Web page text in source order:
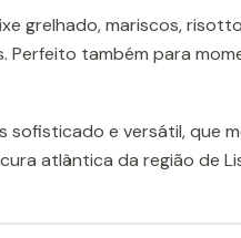
grelhado, mariscos,
Perfeito também para
sofisticado e versátil, que
atlântica da região de